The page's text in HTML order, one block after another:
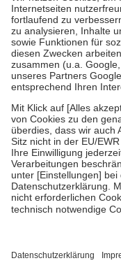
Kosten der Leistung zu
Diese Regeln gelten
Bei Heilmitteln und
Zuzahlung zehn Prozent
Verordnung.
Um das Engagement der
stärken und die
fallenkeine Zuzahlungen
• Kindern und
mit Ausnahme der
• Untersuchungen zur
GKV getragen werden
• empfohlenen
• Harn- und
getroffen, um